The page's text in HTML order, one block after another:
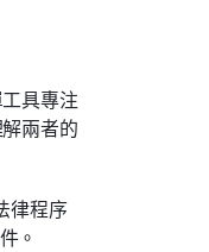
具專注
兩者的
律程序
。